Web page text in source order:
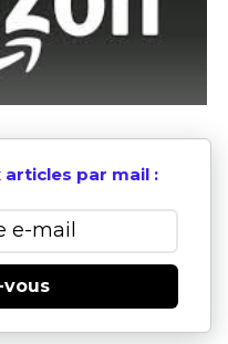
articles par mail :